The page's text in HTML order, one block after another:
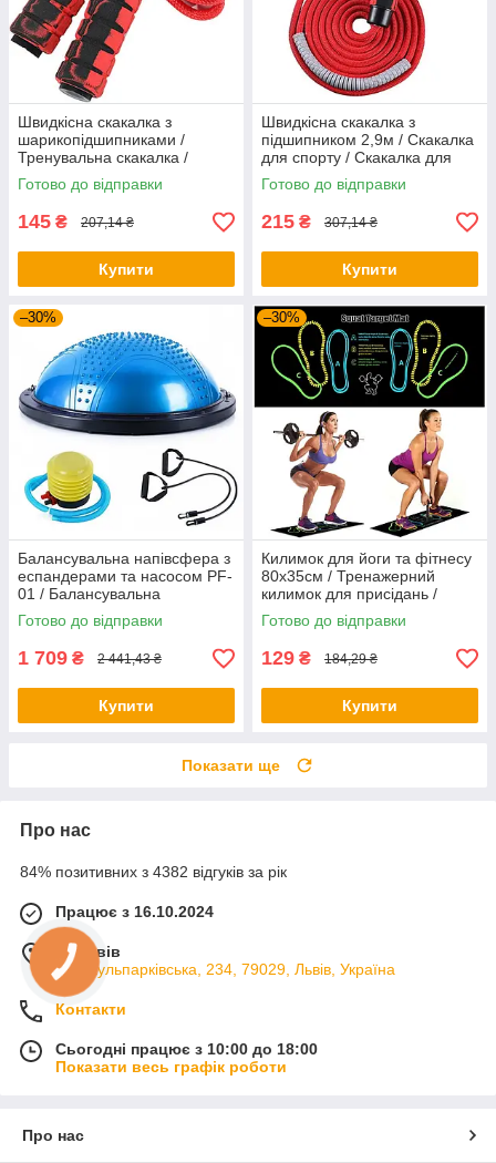
Швидкісна скакалка з
шарикопідшипниками /
Тренувальна скакалка /
Скакалка для тренувань
Готово до відправки
145 ₴ 207,14 ₴
Купити
Швидкісна скакалка з
підшипником 2,9м / Скакалка
для спорту / Скакалка для
тренувань
Готово до відправки
215 ₴ 307,14 ₴
Купити
–30%
Балансувальна напівсфера з
еспандерами та насосом PF-
01 / Балансувальна
платформа / Фітбол-
напівсфера
Готово до відправки
1 709 ₴ 2 441,43 ₴
Купити
–30%
Килимок для йоги та фітнесу
80х35см / Тренажерний
килимок для присідань /
Килимок для вправ
Готово до відправки
129 ₴ 184,29 ₴
Купити
Показати ще
Про нас
84% позитивних з 4382 відгуків за рік
Працює з 16.10.2024
м. Львів
вул. Кульпарківська, 234, 79029, Львів, Україна
Контакти
Сьогодні працює з 10:00 до 18:00
Показати весь графік роботи
Про нас